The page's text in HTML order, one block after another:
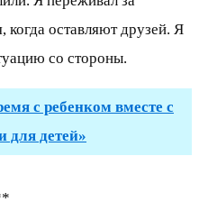
когда оставляют друзей. Я
со стороны.
с ребенком вместе с
для детей»